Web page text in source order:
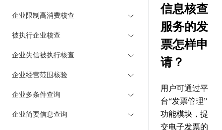
企业限制高消费核查
被执行企业核查
企业失信被执行核查
企业经营范围核验
企业多条件查询
企业简要信息查询
信息核查
服务的发
票怎样申
请？
用户可通过平
台“发票管理”
功能模块，提
交电子发票的